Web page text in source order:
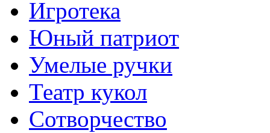
Игротека
Юный патриот
Умелые ручки
Театр кукол
Сотворчество